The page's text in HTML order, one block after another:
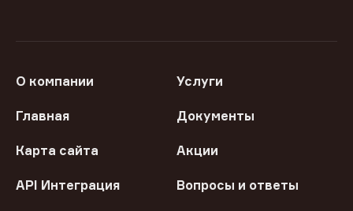
О компании Услуги
Главная Документы
Карта сайта Акции
API Интеграция Вопросы и ответы